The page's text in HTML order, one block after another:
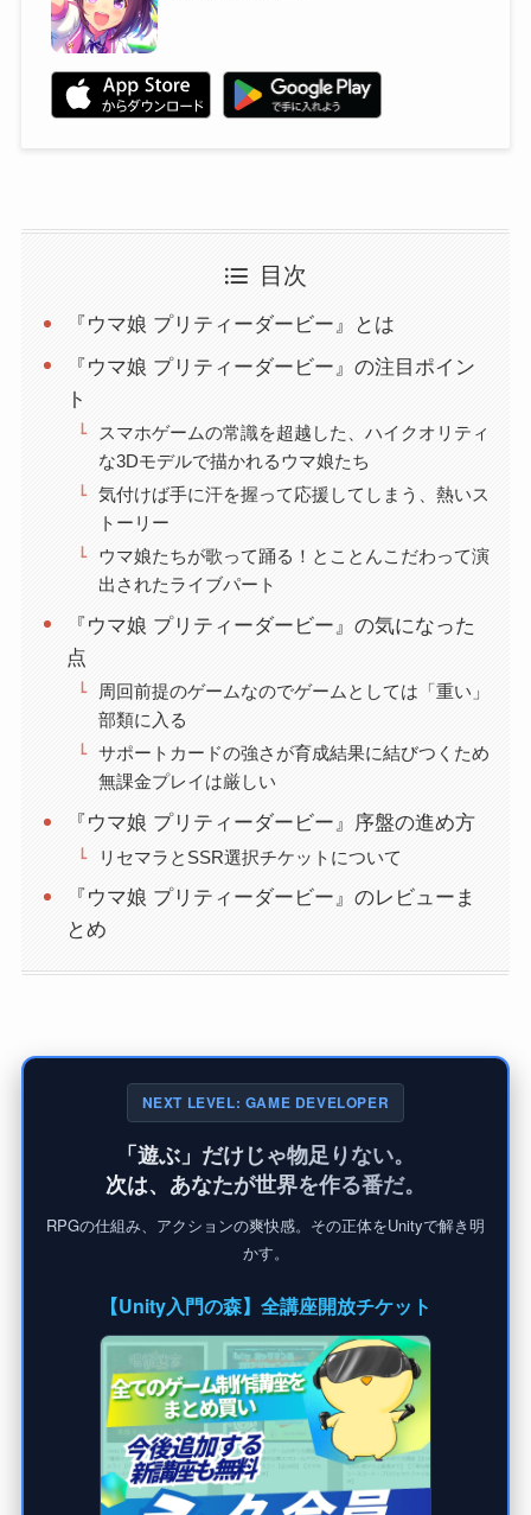
目次
『ウマ娘 プリティーダービー』とは
『ウマ娘 プリティーダービー』の注目ポイン
ト
スマホゲームの常識を超越した、ハイクオリティ
な3Dモデルで描かれるウマ娘たち
気付けば手に汗を握って応援してしまう、熱いス
トーリー
ウマ娘たちが歌って踊る！とことんこだわって演
出されたライブパート
『ウマ娘 プリティーダービー』の気になった
点
周回前提のゲームなのでゲームとしては「重い」
部類に入る
サポートカードの強さが育成結果に結びつくため
無課金プレイは厳しい
『ウマ娘 プリティーダービー』序盤の進め方
リセマラとSSR選択チケットについて
『ウマ娘 プリティーダービー』のレビューま
とめ
NEXT LEVEL: GAME DEVELOPER
「遊ぶ」だけじゃ物足りない。
次は、あなたが世界を作る番だ。
RPGの仕組み、アクションの爽快感。その正体をUnityで解き明
かす。
【Unity入門の森】全講座開放チケット